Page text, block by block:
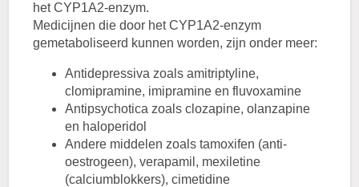
het CYP1A2-enzym.
Medicijnen die door het CYP1A2-enzym
gemetaboliseerd kunnen worden, zijn onder meer:
Antidepressiva zoals amitriptyline,
clomipramine, imipramine en fluvoxamine
Antipsychotica zoals clozapine, olanzapine
en haloperidol
Andere middelen zoals tamoxifen (anti-
oestrogeen), verapamil, mexiletine
(calciumblokkers), cimetidine